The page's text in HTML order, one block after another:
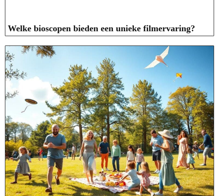
Welke bioscopen bieden een unieke filmervaring?